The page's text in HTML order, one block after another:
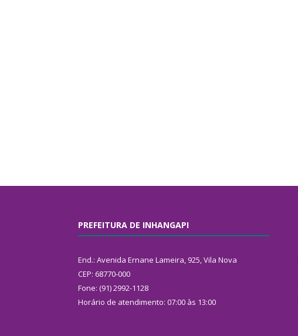
PREFEITURA DE INHANGAPI
End.: Avenida Ernane Lameira, 925, Vila Nova
CEP: 68770-000
Fone: (91) 2992-1128
Horário de atendimento: 07:00 às 13:00